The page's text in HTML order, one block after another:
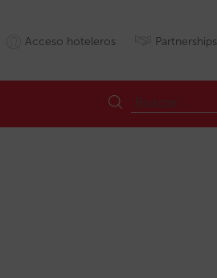
Acceso hoteleros Partnerships